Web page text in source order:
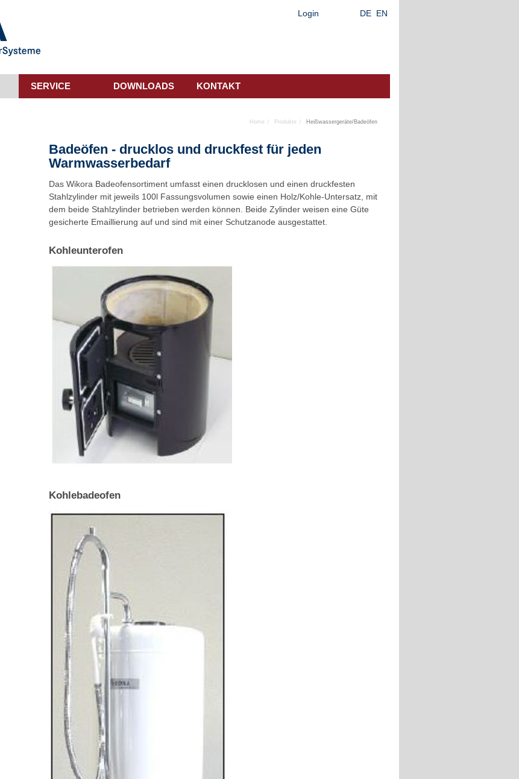
DE EN
Login
SERVICE DOWNLOADS KONTAKT
Home Produkte Heißwassergeräte/Badeöfen
Badeöfen - drucklos und druckfest für jeden
Warmwasserbedarf
Das Wikora Badeofensortiment umfasst einen drucklosen und einen druckfesten
Stahlzylinder mit jeweils 100l Fassungsvolumen sowie einen Holz/Kohle-Untersatz, mit
dem beide Stahlzylinder betrieben werden können. Beide Zylinder weisen eine Güte
gesicherte Emaillierung auf und sind mit einer Schutzanode ausgestattet.
Kohleunterofen
Kohlebadeofen